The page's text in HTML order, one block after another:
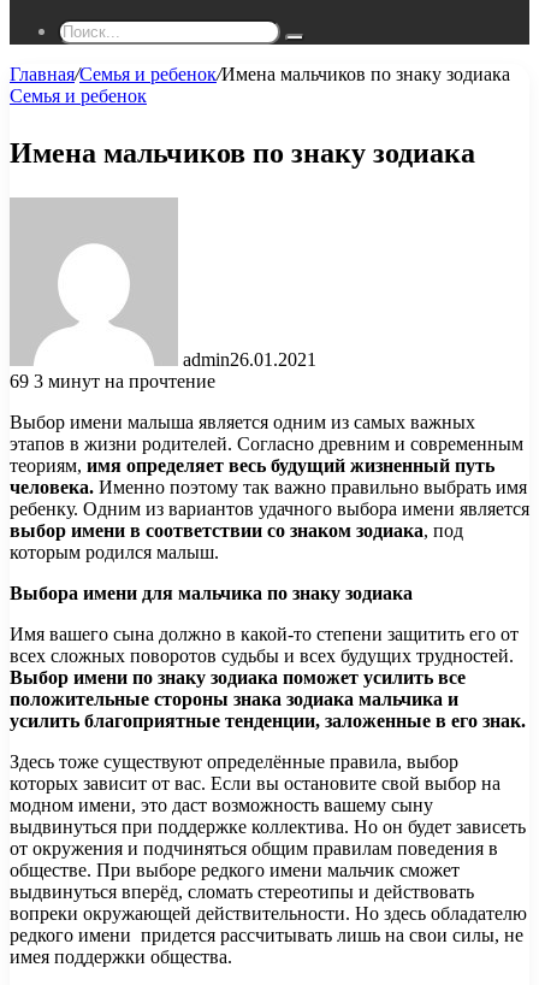
Поиск...
Главная/Семья и ребенок/Имена мальчиков по знаку зодиака
Семья и ребенок
Имена мальчиков по знаку зодиака
admin26.01.2021
69 3 минут на прочтение
Выбор имени малыша является одним из самых важных
этапов в жизни родителей. Согласно древним и современным
теориям, имя определяет весь будущий жизненный путь
человека. Именно поэтому так важно правильно выбрать имя
ребенку. Одним из вариантов удачного выбора имени является
выбор имени в соответствии со знаком зодиака, под
которым родился малыш.
Выбора имени для мальчика по знаку зодиака
Имя вашего сына должно в какой-то степени защитить его от
всех сложных поворотов судьбы и всех будущих трудностей.
Выбор имени по знаку зодиака поможет усилить все
положительные стороны знака зодиака мальчика и
усилить благоприятные тенденции, заложенные в его знак.
Здесь тоже существуют определённые правила, выбор
которых зависит от вас. Если вы остановите свой выбор на
модном имени, это даст возможность вашему сыну
выдвинуться при поддержке коллектива. Но он будет зависеть
от окружения и подчиняться общим правилам поведения в
обществе. При выборе редкого имени мальчик сможет
выдвинуться вперёд, сломать стереотипы и действовать
вопреки окружающей действительности. Но здесь обладателю
редкого имени придется рассчитывать лишь на свои силы, не
имея поддержки общества.